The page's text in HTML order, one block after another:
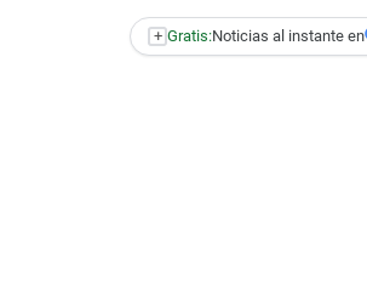
+ Gratis:Noticias al instante en